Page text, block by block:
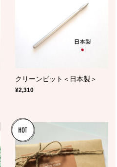
クリーンビット＜日本製＞
¥2,310